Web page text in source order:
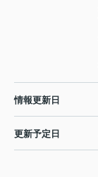
情報更新日
更新予定日